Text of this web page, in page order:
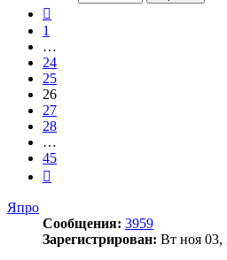
1
…
24
25
26
27
28
…
45
Япро
Сообщения: 3959
Зарегистрирован: Вт ноя 03,